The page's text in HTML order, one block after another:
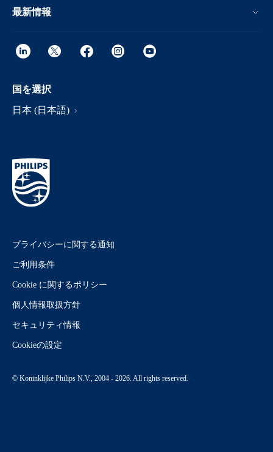
最新情報
国を選択
日本 (日本語)
プライバシーに関する通知
ご利用条件
Cookie に関するポリシー
個人情報取扱方針
セキュリティ情報
Cookieの設定
© Koninklijke Philips N.V., 2004 - 2026. All rights reserved.